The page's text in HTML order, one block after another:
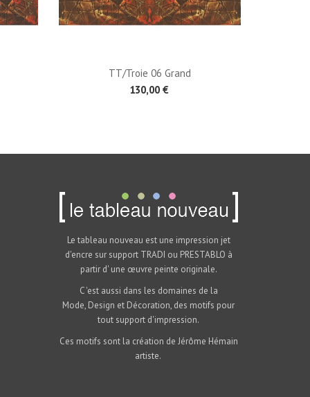
TT/Troie 06 Grand
130,00 €
Le tableau nouveau est une impression jet
d'encre sur support TRADI ou PRESTABLO à
partir d' une œuvre peinte originale.
C 'est aussi dans les domaines de la
Mode, Design et Décoration, des motifs pour
tout support d'impression.
Ces motifs sont la création de Jérôme Hémain
artiste.